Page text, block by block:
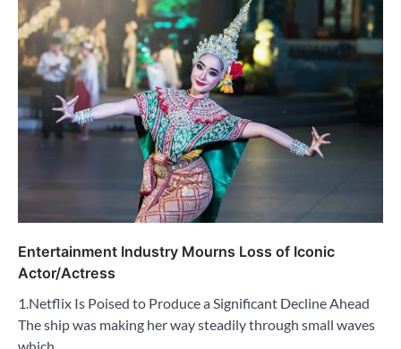
Entertainment Industry Mourns Loss of Iconic
Actor/Actress
1.Netflix Is Poised to Produce a Significant Decline Ahead
The ship was making her way steadily through small waves